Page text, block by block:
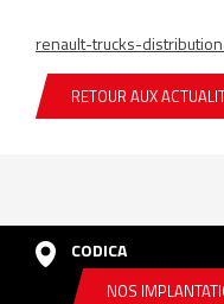
renault-trucks-
RETOUR AUX
CODICA
NOS